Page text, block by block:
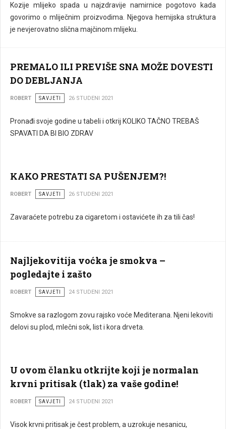
Kozije mlijeko spada u najzdravije namirnice pogotovo kada
govorimo o mliječnim proizvodima. Njegova hemijska struktura
je nevjerovatno slična majčinom mlijeku.
PREMALO ILI PREVIŠE SNA MOŽE DOVESTI
DO DEBLJANJA
ROBERT SAVJETI 26 STUDENI 2021
Pronađi svoje godine u tabeli i otkrij KOLIKO TAČNO TREBAŠ
SPAVATI DA BI BIO ZDRAV
KAKO PRESTATI SA PUŠENJEM?!
ROBERT SAVJETI 26 STUDENI 2021
Zavaraćete potrebu za cigaretom i ostavićete ih za tili čas!
Najljekovitija voćka je smokva –
pogledajte i zašto
ROBERT SAVJETI 24 STUDENI 2021
Smokve sa razlogom zovu rajsko voće Mediterana. Njeni lekoviti
delovi su plod, mlečni sok, list i kora drveta.
U ovom članku otkrijte koji je normalan
krvni pritisak (tlak) za vaše godine!
ROBERT SAVJETI 24 STUDENI 2021
Visok krvni pritisak je čest problem, a uzrokuje nesanicu,